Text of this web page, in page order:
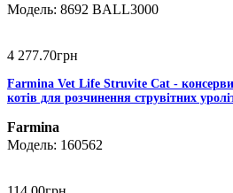
8692 BALL3000
4 277.70грн
Farmina Vet Life Struvite Cat -
котів для розчинення струвітних
Farmina
160562